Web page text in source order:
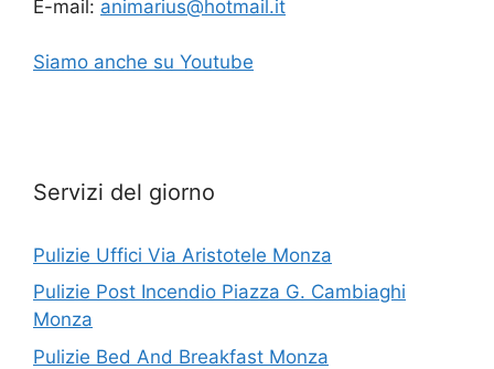
E-mail: animarius@hotmail.it
Siamo anche su Youtube
Servizi del giorno
Pulizie Uffici Via Aristotele Monza
Pulizie Post Incendio Piazza G. Cambiaghi
Monza
Pulizie Bed And Breakfast Monza